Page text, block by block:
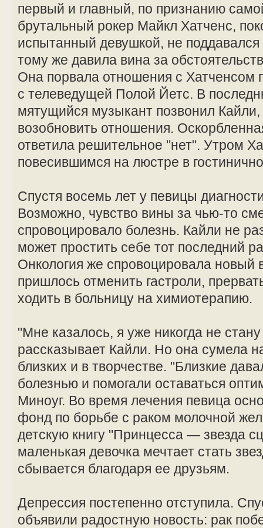
первый и главный, по признанию
брутальный рокер Майкл Хатченс,
испытанный девушкой, не
тому же давила вина за
Она порвала отношения с Хатченсом
с телеведущей Полой Йетс. В
мятущийся музыкант позвонил Кайли,
возобновить отношения.
ответила решительное "нет". Утром
повесившимся на люстре в
Спустя восемь лет у певицы
Возможно, чувство вины за чью-то
спровоцировало болезнь. Кайли не
может простить себе тот последний
Онкология же спровоцировала новый
пришлось отменить гастроли,
ходить в больницу на химиотерапию.
"Мне казалось, я уже никогда не
рассказывает Кайли. Но она сумела
близких и в творчестве. "Близкие
болезнью и помогали оставаться
Миноуг. Во время лечения певица
фонд по борьбе с раком молочной
детскую книгу "Принцесса — звезда
маленькая девочка мечтает стать
сбывается благодаря ее друзьям.
Депрессия постепенно отступила.
объявили радостную новость: рак